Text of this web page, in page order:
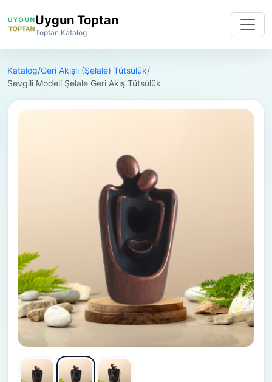
Uygun Toptan
Toptan Katalog
Katalog/Geri Akışlı (Şelale) Tütsülük/
Sevgili Modeli Şelale Geri Akış Tütsülük